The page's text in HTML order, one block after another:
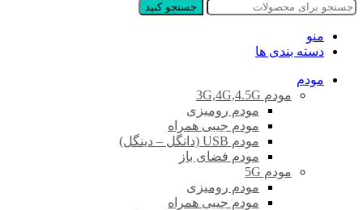
جستجو کنید
منو
دسته بندی ها
مودم
مودم 3G,4G,4.5G
مودم رومیزی
مودم جیبی همراه
مودم USB (دانگل – دینگل)
مودم فضای باز
مودم 5G
مودم رومیزی
مودم جیبی همراه